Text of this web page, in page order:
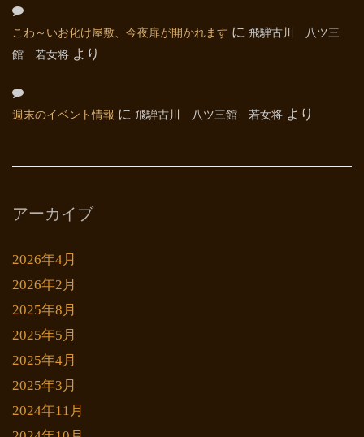
こわ～いお化け屋敷、今夜扉が開かれます に 飛騨古川 八ツ三
館 若女将 より
週末のイベント情報 に 飛騨古川 八ツ三館 若女将 より
アーカイブ
2026年4月
2026年2月
2025年8月
2025年5月
2025年4月
2025年3月
2024年11月